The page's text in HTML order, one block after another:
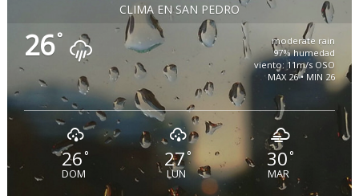
CLIMA EN SAN PEDRO
26°
moderate rain
97% humedad
viento: 11m/s OSO
MAX 26 • MIN 26
26°
DOM
27 °
LUN
30°
MAR